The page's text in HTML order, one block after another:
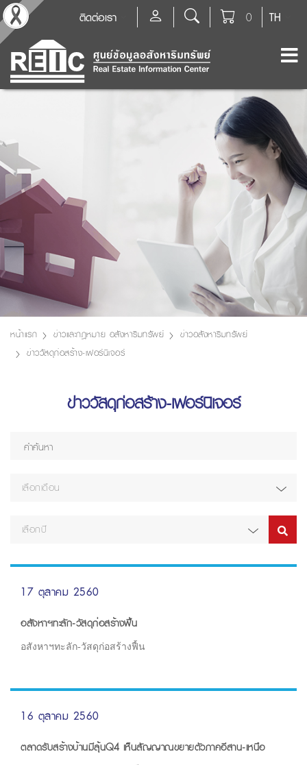
TH
0
ติดต่อเรา
หน้าแรก ข่าวและกฎหมาย อสังหาริมทรัพย์
ข่าวอสังหาริมทรัพย์
ข่าววัสดุก่อสร้าง-เฟอร์นิเจอร์
ข่าววัสดุก่อสร้าง-เฟอร์นิเจอร์
เลือกเดือน
เลือกปี
17 ตุลาคม 2560
อสังหาฯทะลัก-วัสดุก่อสร้างฟื้น
อสังหาฯทะลัก-วัสดุก่อสร้างฟื้น
16 ตุลาคม 2560
ตลาดรับสร้างบ้านมีลุ้นQ4 เห็นสัญญาณขยายตัวภาคอีสาน-เหนือ